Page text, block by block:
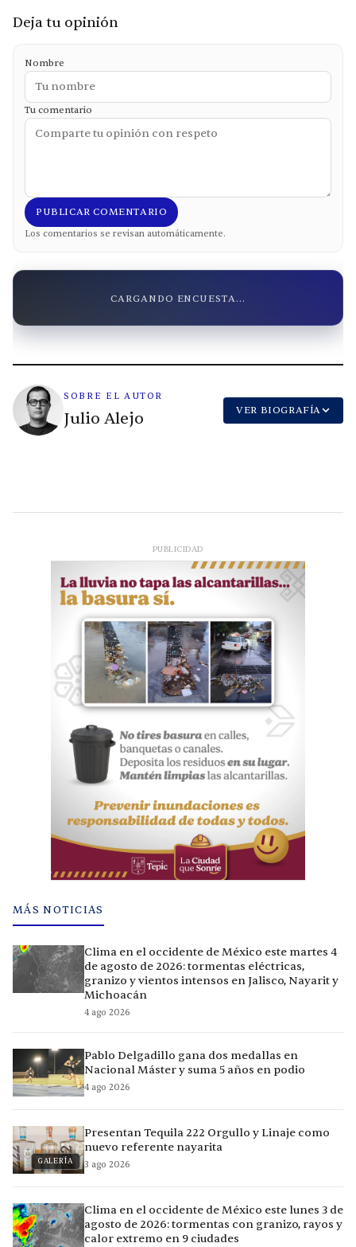
Deja tu opinión
Nombre
Tu comentario
PUBLICAR COMENTARIO
Los comentarios se revisan automáticamente.
CARGANDO ENCUESTA...
SOBRE EL AUTOR
Julio Alejo VER BIOGRAFÍA
PUBLICIDAD
MÁS NOTICIAS
Clima en el occidente de México este martes 4
de agosto de 2026: tormentas eléctricas,
granizo y vientos intensos en Jalisco, Nayarit y
Michoacán
4 ago 2026
Pablo Delgadillo gana dos medallas en
Nacional Máster y suma 5 años en podio
4 ago 2026
GALERÍA
Presentan Tequila 222 Orgullo y Linaje como
nuevo referente nayarita
3 ago 2026
Clima en el occidente de México este lunes 3 de
agosto de 2026: tormentas con granizo, rayos y
calor extremo en 9 ciudades